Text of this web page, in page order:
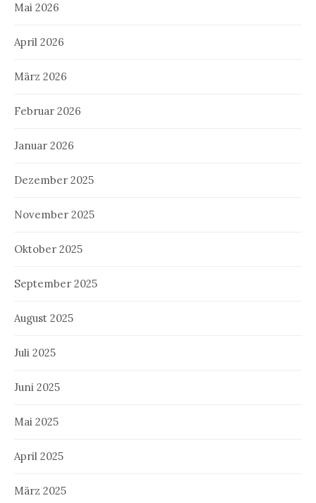
Mai 2026
April 2026
März 2026
Februar 2026
Januar 2026
Dezember 2025
November 2025
Oktober 2025
September 2025
August 2025
Juli 2025
Juni 2025
Mai 2025
April 2025
März 2025